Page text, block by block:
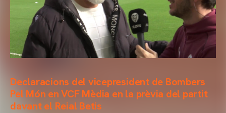
Declaracions del vicepresident de Bombers
Pel Món en VCF Mèdia en la prèvia del partit
davant el Reial Betis